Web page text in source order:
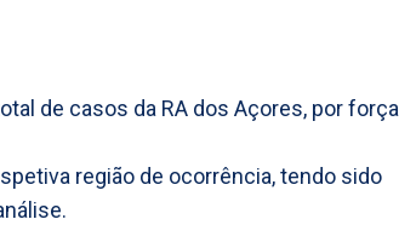
de casos da RA dos Açores, por força
região de ocorrência, tendo sido